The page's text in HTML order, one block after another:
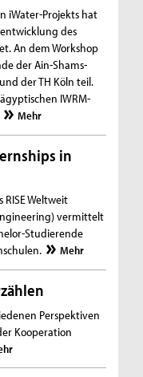
iWater-Projekts hat
des
An dem Workshop
der Ain-Shams-
der TH Köln teil.
IWRM-
Mehr
in
Weltweit
vermittelt
Studierende
Mehr
Perspektiven
Kooperation